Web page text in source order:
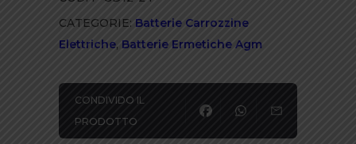
CATEGORIE: Batterie Carrozzine
Elettriche, Batterie Ermetiche Agm
CONDIVIDO IL
PRODOTTO